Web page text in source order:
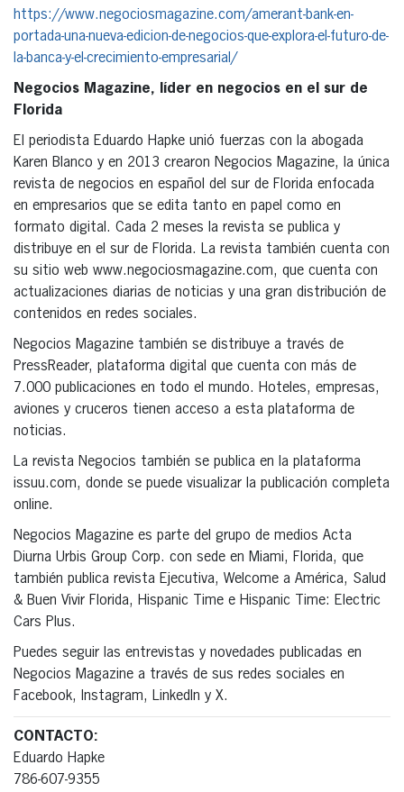
https://www.negociosmagazine.com/amerant-bank-en-
portada-una-nueva-edicion-de-negocios-que-explora-el-futuro-de-
la-banca-y-el-crecimiento-empresarial/
Negocios Magazine, líder en negocios en el sur de
Florida
El periodista Eduardo Hapke unió fuerzas con la abogada
Karen Blanco y en 2013 crearon Negocios Magazine, la única
revista de negocios en español del sur de Florida enfocada
en empresarios que se edita tanto en papel como en
formato digital. Cada 2 meses la revista se publica y
distribuye en el sur de Florida. La revista también cuenta con
su sitio web www.negociosmagazine.com, que cuenta con
actualizaciones diarias de noticias y una gran distribución de
contenidos en redes sociales.
Negocios Magazine también se distribuye a través de
PressReader, plataforma digital que cuenta con más de
7.000 publicaciones en todo el mundo. Hoteles, empresas,
aviones y cruceros tienen acceso a esta plataforma de
noticias.
La revista Negocios también se publica en la plataforma
issuu.com, donde se puede visualizar la publicación completa
online.
Negocios Magazine es parte del grupo de medios Acta
Diurna Urbis Group Corp. con sede en Miami, Florida, que
también publica revista Ejecutiva, Welcome a América, Salud
& Buen Vivir Florida, Hispanic Time e Hispanic Time: Electric
Cars Plus.
Puedes seguir las entrevistas y novedades publicadas en
Negocios Magazine a través de sus redes sociales en
Facebook, Instagram, LinkedIn y X.
CONTACTO:
Eduardo Hapke
786-607-9355